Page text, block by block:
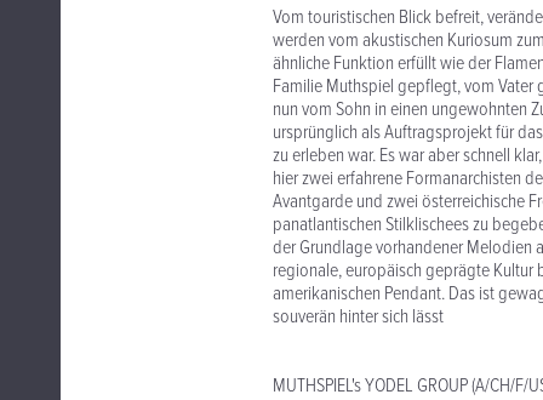
Vom touristischen Blick befreit,
werden vom akustischen Kuriosum
ähnliche Funktion erfüllt wie der
Familie Muthspiel gepflegt, vom
nun vom Sohn in einen ungewohnten
ursprünglich als Auftragsprojekt für
zu erleben war. Es war aber schnell
hier zwei erfahrene Formanarchisten
Avantgarde und zwei österreichische
panatlantischen Stilklischees zu
der Grundlage vorhandener Melodien
regionale, europäisch geprägte
amerikanischen Pendant. Das ist
souverän hinter sich lässt
MUTHSPIEL's YODEL GROUP (A/CH/F/